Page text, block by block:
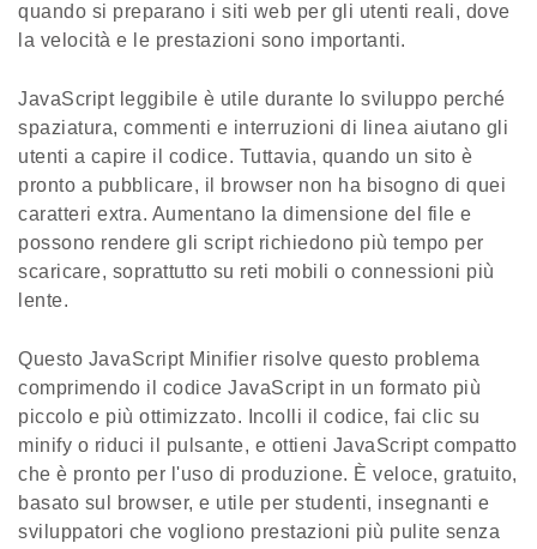
quando si preparano i siti web per gli utenti reali, dove
la velocità e le prestazioni sono importanti.
JavaScript leggibile è utile durante lo sviluppo perché
spaziatura, commenti e interruzioni di linea aiutano gli
utenti a capire il codice. Tuttavia, quando un sito è
pronto a pubblicare, il browser non ha bisogno di quei
caratteri extra. Aumentano la dimensione del file e
possono rendere gli script richiedono più tempo per
scaricare, soprattutto su reti mobili o connessioni più
lente.
Questo JavaScript Minifier risolve questo problema
comprimendo il codice JavaScript in un formato più
piccolo e più ottimizzato. Incolli il codice, fai clic su
minify o riduci il pulsante, e ottieni JavaScript compatto
che è pronto per l'uso di produzione. È veloce, gratuito,
basato sul browser, e utile per studenti, insegnanti e
sviluppatori che vogliono prestazioni più pulite senza